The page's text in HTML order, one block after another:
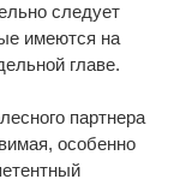
следует
имеются на
главе.
партнера
особенно